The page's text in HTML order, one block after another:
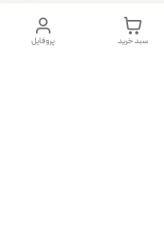
پروفایل سبد خرید